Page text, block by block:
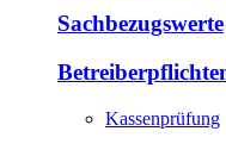
Sachbezugswerte
Kassenprüfung